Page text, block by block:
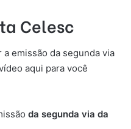
Celesc
emissão da segunda via
aqui para você
da segunda via da